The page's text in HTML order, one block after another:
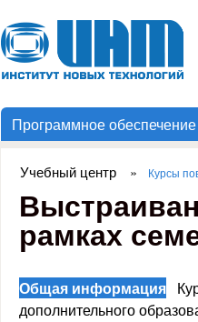
Институт
Новых
Программное обеспечение
Вы здесь
Учебный центр » Курсы
рамках
Общая информация
дополнительного